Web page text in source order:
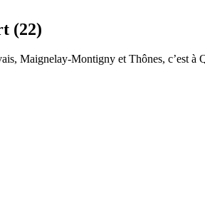
(22)
Maignelay-Montigny et Thônes, c’est à